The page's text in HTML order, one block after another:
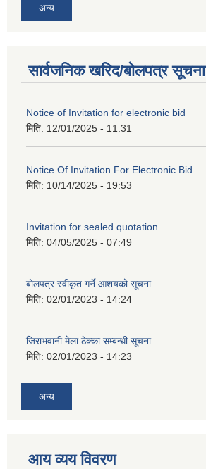
अन्य
सार्वजनिक खरिद/बोलपत्र सूचना
Notice of Invitation for electronic bid
मिति: 12/01/2025 - 11:31
Notice Of Invitation For Electronic Bid
मिति: 10/14/2025 - 19:53
Invitation for sealed quotation
मिति: 04/05/2025 - 07:49
बोलपत्र स्वीकृत गर्ने आशयको सूचना
मिति: 02/01/2023 - 14:24
जिराभवानी मेला ठेक्का सम्बन्धी सूचना
मिति: 02/01/2023 - 14:23
अन्य
आय व्यय विवरण